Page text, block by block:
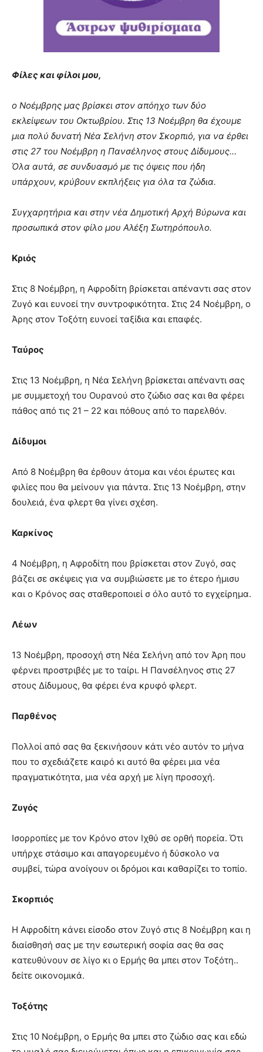
hd
Φίλες και φίλοι μου,
ο Νοέμβρης μας βρίσκει στον απόηχο των δύο
εκλείψεων του Οκτωβρίου. Στις 13 Νοέμβρη θα έχουμε
μια πολύ δυνατή Νέα Σελήνη στον Σκορπιό, για να έρθει
στις 27 του Νοέμβρη η Πανσέληνος στους Δίδυμους…
Όλα αυτά, σε συνδυασμό με τις όψεις που ήδη
υπάρχουν, κρύβουν εκπλήξεις για όλα τα ζώδια.
Συγχαρητήρια και στην νέα Δημοτική Αρχή Βύρωνα και
προσωπικά στον φίλο μου Αλέξη Σωτηρόπουλο.
Κριός
Στις 8 Νοέμβρη, η Αφροδίτη βρίσκεται απέναντι σας στον
Ζυγό και ευνοεί την συντροφικότητα. Στις 24 Νοέμβρη, ο
Άρης στον Τοξότη ευνοεί ταξίδια και επαφές.
Ταύρος
Στις 13 Νοέμβρη, η Νέα Σελήνη βρίσκεται απέναντι σας
με συμμετοχή του Ουρανού στο ζώδιο σας και θα φέρει
πάθος από τις 21 – 22 και πόθους από το παρελθόν.
Δίδυμοι
Από 8 Νοέμβρη θα έρθουν άτομα και νέοι έρωτες και
φιλίες που θα μείνουν για πάντα. Στις 13 Νοέμβρη, στην
δουλειά, ένα φλερτ θα γίνει σχέση.
Καρκίνος
4 Νοέμβρη, η Αφροδίτη που βρίσκεται στον Ζυγό, σας
βάζει σε σκέψεις για να συμβιώσετε με το έτερο ήμισυ
και ο Κρόνος σας σταθεροποιεί σ όλο αυτό το εγχείρημα.
Λέων
13 Νοέμβρη, προσοχή στη Νέα Σελήνη από τον Άρη που
φέρνει προστριβές με το ταίρι. Η Πανσέληνος στις 27
στους Δίδυμους, θα φέρει ένα κρυφό φλερτ.
Παρθένος
Πολλοί από σας θα ξεκινήσουν κάτι νέο αυτόν το μήνα
που το σχεδιάζετε καιρό κι αυτό θα φέρει μια νέα
πραγματικότητα, μια νέα αρχή με λίγη προσοχή.
Ζυγός
Ισορροπίες με τον Κρόνο στον Ιχθύ σε ορθή πορεία. Ότι
υπήρχε στάσιμο και απαγορευμένο ή δύσκολο να
συμβεί, τώρα ανοίγουν οι δρόμοι και καθαρίζει το τοπίο.
Σκορπιός
Η Αφροδίτη κάνει είσοδο στον Ζυγό στις 8 Νοέμβρη και η
διαίσθησή σας με την εσωτερική σοφία σας θα σας
κατευθύνουν σε λίγο κι ο Ερμής θα μπει στον Τοξότη..
δείτε οικονομικά.
Τοξότης
Στις 10 Νοέμβρη, ο Ερμής θα μπει στο ζώδιο σας και εδώ